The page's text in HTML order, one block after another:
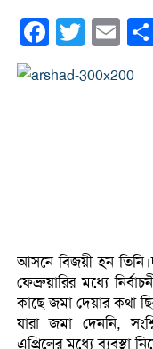
Facebook
Twitter Email
আসনে বিজয়ী হন
ফেব্রুয়ারির মধ্যে
কাছে জমা দেয়ার কথা
যারা জমা দেননি,
এপ্রিলের মধ্যে ব্যবস্থা